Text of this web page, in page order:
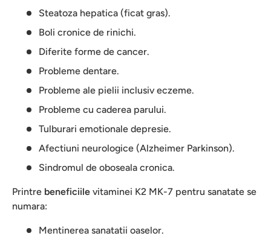
Steatoza hepatica (ficat gras).
Boli cronice de rinichi.
Diferite forme de cancer.
Probleme dentare.
Probleme ale pielii inclusiv eczeme.
Probleme cu caderea parului.
Tulburari emotionale depresie.
Afectiuni neurologice (Alzheimer Parkinson).
Sindromul de oboseala cronica.
Printre beneficiile vitaminei K2 MK-7 pentru sanatate se
numara:
Mentinerea sanatatii oaselor.